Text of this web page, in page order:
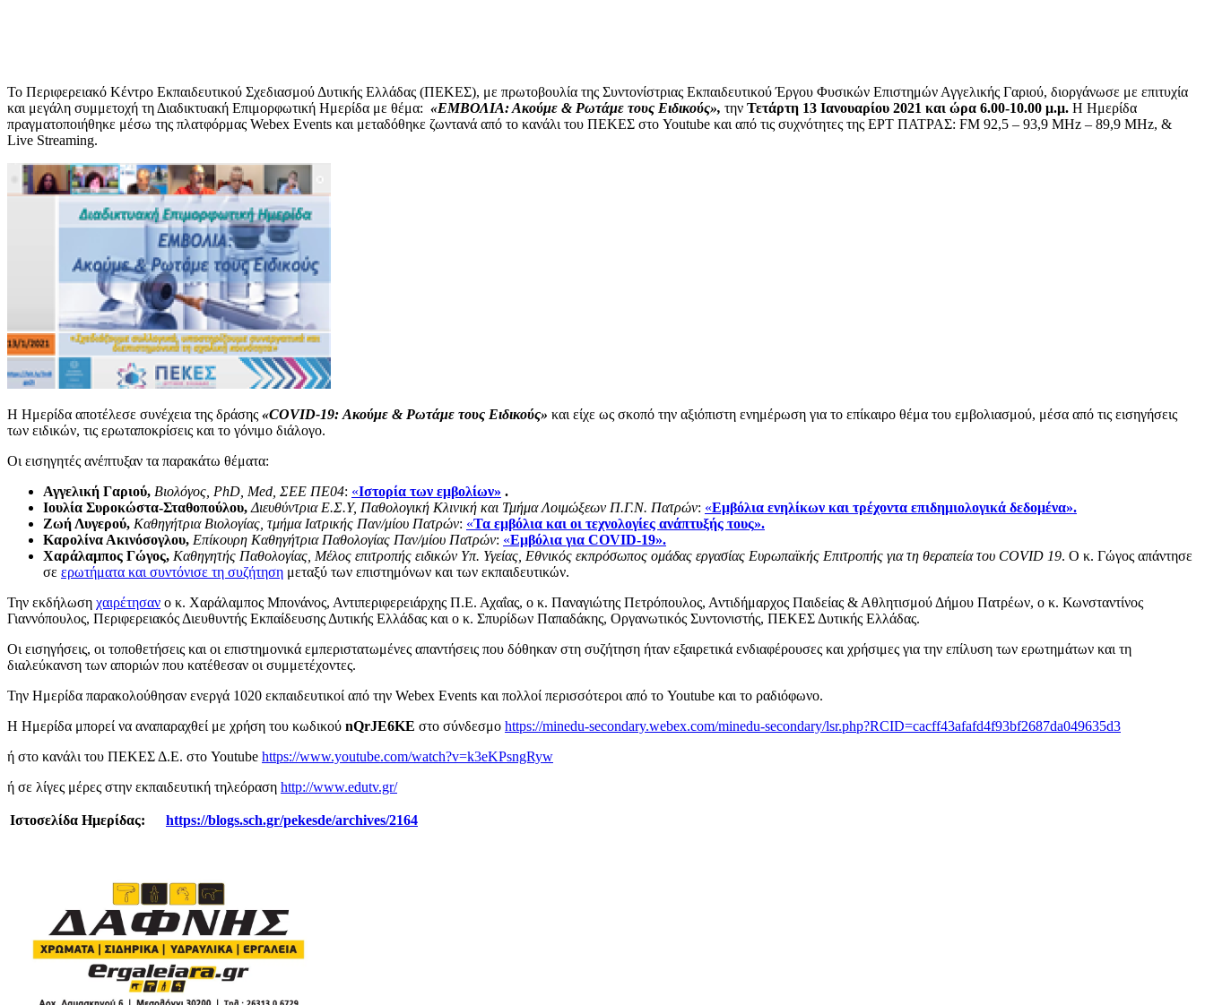
Το Περιφερειακό Κέντρο Εκπαιδευτικού Σχεδιασμού Δυτικής Ελλάδας (ΠΕΚΕΣ), με πρωτοβουλία της Συντονίστριας Εκπαιδευτικού Έργου Φυσικών Επιστημών Αγγελικής Γαριού, διοργάνωσε με επιτυχία
και μεγάλη συμμετοχή τη Διαδικτυακή Επιμορφωτική Ημερίδα με θέμα: «ΕΜΒΟΛΙΑ: Ακούμε & Ρωτάμε τους Ειδικούς», την Τετάρτη 13 Ιανουαρίου 2021 και ώρα 6.00-10.00 μ.μ. Η Ημερίδα
πραγματοποιήθηκε μέσω της πλατφόρμας Webex Events και μεταδόθηκε ζωντανά από το κανάλι του ΠΕΚΕΣ στο Youtube και από τις συχνότητες της ΕΡΤ ΠΑΤΡΑΣ: FM 92,5 – 93,9 MHz – 89,9 MHz, &
Live Streaming.
Η Ημερίδα αποτέλεσε συνέχεια της δράσης «COVID-19: Ακούμε & Ρωτάμε τους Ειδικούς» και είχε ως σκοπό την αξιόπιστη ενημέρωση για το επίκαιρο θέμα του εμβολιασμού, μέσα από τις εισηγήσεις
των ειδικών, τις ερωταποκρίσεις και το γόνιμο διάλογο.
Οι εισηγητές ανέπτυξαν τα παρακάτω θέματα:
Αγγελική Γαριού, Βιολόγος, PhD Med , ΣΕΕ ΠΕ04: «Ιστορία των εμβολίων» .
Ιουλία Συροκώστα-Σταθοπούλου, Διευθύντρια Ε.Σ.Υ, Παθολογική Κλινική και Τμήμα Λοιμώξεων Π.Γ.Ν. Πατρών: «Εμβόλια ενηλίκων και τρέχοντα επιδημιολογικά δεδομένα».
Ζωή Λυγερού, Καθηγήτρια Βιολογίας, τμήμα Ιατρικής Παν/μίου Πατρών: «Τα εμβόλια και οι τεχνολογίες ανάπτυξής τους».
Καρολίνα Ακινόσογλου, Επίκουρη Καθηγήτρια Παθολογίας Παν/μίου Πατρών: «Εμβόλια για COVID-19».
Χαράλαμπος Γώγος, Καθηγητής Παθολογίας, Μέλος επιτροπής ειδικών Υπ. Υγείας, Εθνικός εκπρόσωπος ομάδας εργασίας Ευρωπαϊκής Επιτροπής για τη θεραπεία του COVID 19. Ο κ. Γώγος απάντησε
σε ερωτήματα και συντόνισε τη συζήτηση μεταξύ των επιστημόνων και των εκπαιδευτικών.
Την εκδήλωση χαιρέτησαν ο κ. Χαράλαμπος Μπονάνος, Αντιπεριφερειάρχης Π.Ε. Αχαΐας, ο κ. Παναγιώτης Πετρόπουλος, Αντιδήμαρχος Παιδείας & Αθλητισμού Δήμου Πατρέων, ο κ. Κωνσταντίνος
Γιαννόπουλος, Περιφερειακός Διευθυντής Εκπαίδευσης Δυτικής Ελλάδας και ο κ. Σπυρίδων Παπαδάκης, Οργανωτικός Συντονιστής, ΠΕΚΕΣ Δυτικής Ελλάδας.
Οι εισηγήσεις, οι τοποθετήσεις και οι επιστημονικά εμπεριστατωμένες απαντήσεις που δόθηκαν στη συζήτηση ήταν εξαιρετικά ενδιαφέρουσες και χρήσιμες για την επίλυση των ερωτημάτων και τη
διαλεύκανση των αποριών που κατέθεσαν οι συμμετέχοντες.
Την Ημερίδα παρακολούθησαν ενεργά 1020 εκπαιδευτικοί από την Webex Events και πολλοί περισσότεροι από το Youtube και το ραδιόφωνο.
Η Ημερίδα μπορεί να αναπαραχθεί με χρήση του κωδικού nQrJE6KE στο σύνδεσμο https://minedu-secondary.webex.com/minedu-secondary/lsr.php?RCID=cacff43afafd4f93bf2687da049635d3
ή στο κανάλι του ΠΕΚΕΣ Δ.Ε. στο Youtube https://www.youtube.com/watch?v=k3eKPsngRyw
ή σε λίγες μέρες στην εκπαιδευτική τηλεόραση http://www.edutv.gr/
Ιστοσελίδα Ημερίδας: https://blogs.sch.gr/pekesde/archives/2164